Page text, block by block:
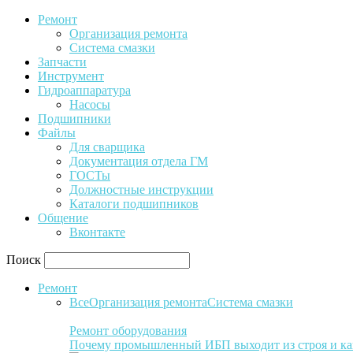
Ремонт
Организация ремонта
Система смазки
Запчасти
Инструмент
Гидроаппаратура
Насосы
Подшипники
Файлы
Для сварщика
Документация отдела ГМ
ГОСТы
Должностные инструкции
Каталоги подшипников
Общение
Вконтакте
Поиск
Ремонт
ВсеОрганизация ремонтаСистема смазки
Ремонт оборудования
Почему промышленный ИБП выходит из строя и